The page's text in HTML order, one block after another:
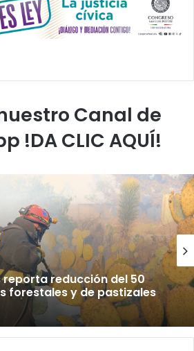
Canal de
!DA CLIC AQUÍ!
reporta reducción del 50
forestales y de pastizales